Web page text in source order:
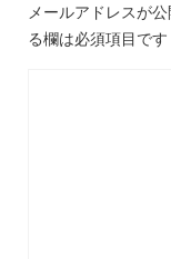
メールアドレスが
る欄は必須項目です